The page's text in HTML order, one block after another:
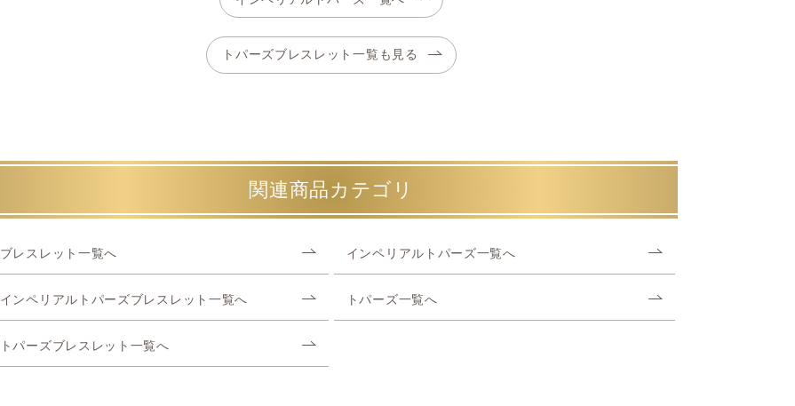
トパーズブレスレット一覧も見る
関連商品カテゴリ
ブレスレット一覧へ インペリアルトパーズ一覧へ
インペリアルトパーズブレスレット一覧へ トパーズ一覧へ
トパーズブレスレット一覧へ